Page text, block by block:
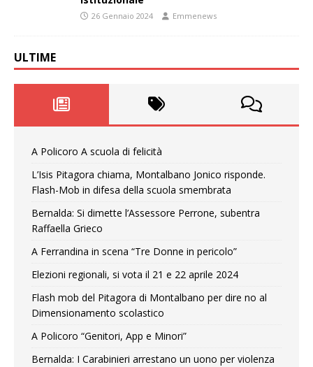
26 Gennaio 2024 Emmenews
ULTIME
A Policoro A scuola di felicità
L’Isis Pitagora chiama, Montalbano Jonico risponde.
Flash-Mob in difesa della scuola smembrata
Bernalda: Si dimette l’Assessore Perrone, subentra
Raffaella Grieco
A Ferrandina in scena “Tre Donne in pericolo”
Elezioni regionali, si vota il 21 e 22 aprile 2024
Flash mob del Pitagora di Montalbano per dire no al
Dimensionamento scolastico
A Policoro “Genitori, App e Minori”
Bernalda: I Carabinieri arrestano un uono per violenza